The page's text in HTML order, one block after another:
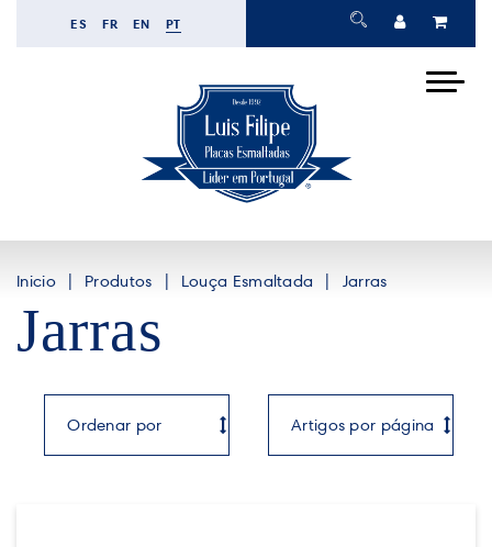
ES FR EN PT
Inicio Produtos Louça Esmaltada Jarras
Jarras